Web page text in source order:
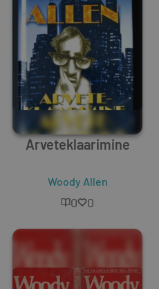
Arveteklaarimine
Woody Allen
0 0